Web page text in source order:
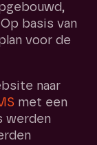
basis van
voor de
naar
met een
werden